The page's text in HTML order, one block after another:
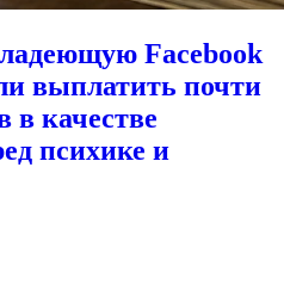
Facebook
выплатить почти
в качестве
психике и